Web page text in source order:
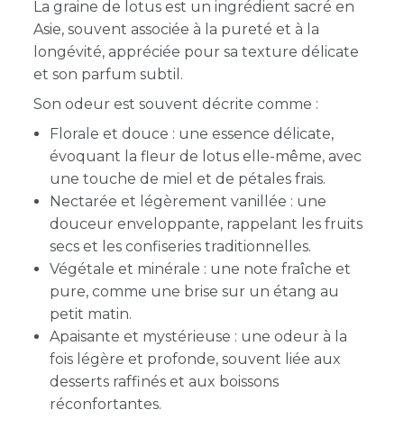
La graine de lotus est un ingrédient sacré en
Asie, souvent associée à la pureté et à la
longévité, appréciée pour sa texture délicate
et son parfum subtil.
Son odeur est souvent décrite comme :
Florale et douce : une essence délicate,
évoquant la fleur de lotus elle-même, avec
une touche de miel et de pétales frais.
Nectarée et légèrement vanillée : une
douceur enveloppante, rappelant les fruits
secs et les confiseries traditionnelles.
Végétale et minérale : une note fraîche et
pure, comme une brise sur un étang au
petit matin.
Apaisante et mystérieuse : une odeur à la
fois légère et profonde, souvent liée aux
desserts raffinés et aux boissons
réconfortantes.